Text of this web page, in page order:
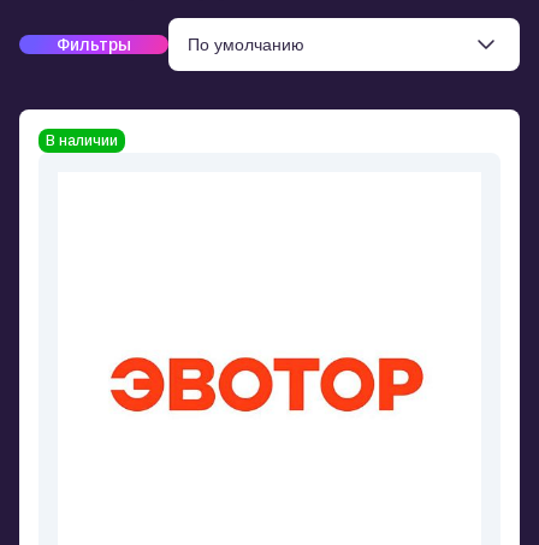
Фильтры
В наличии